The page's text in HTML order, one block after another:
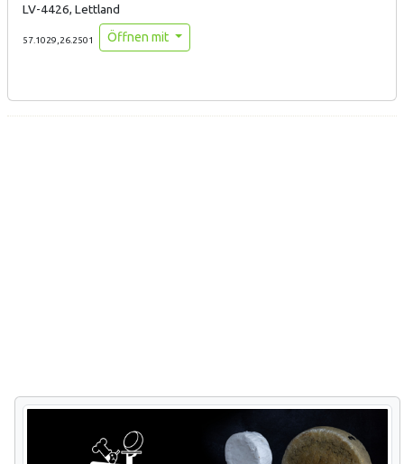
LV-4426, Lettland
57.1029,26.2501 Öffnen mit